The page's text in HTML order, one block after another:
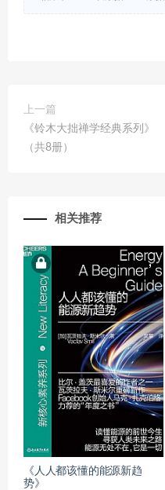
上一篇
《铃木大拙禅学经典系列》
（共8册）
相关推荐
《人人都该懂的能源新趋
势》